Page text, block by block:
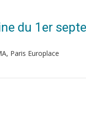
du 1er
Paris Europlace